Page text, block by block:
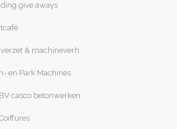
give aways
& machineverh.
en Park Machines
casco betonwerken